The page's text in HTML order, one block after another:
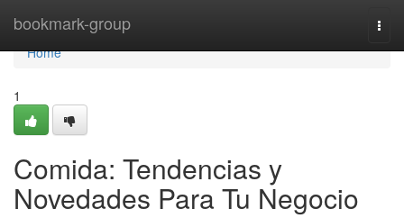
bookmark-group
Home
Home
1
Comida: Tendencias y
Novedades Para Tu Negocio